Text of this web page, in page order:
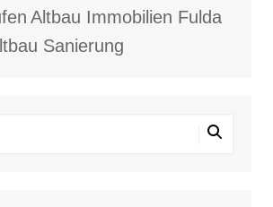
Altbau Immobilien Fulda
Sanierung